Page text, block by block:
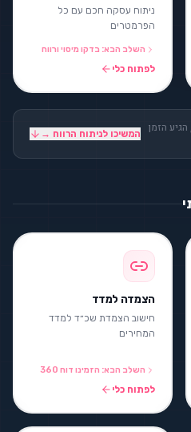
ניתוח עסקה חכם עם כל
הפרמטרים
השלב הבא: בדקו מיסוי ורווח
לפתוח כלי
הזמן
המשיכו לניתוח הרווח →
הצמדה למדד
חישוב הצמדת שכ״ד למדד
המחירים
השלב הבא: הזמינו דוח 360
לפתוח כלי